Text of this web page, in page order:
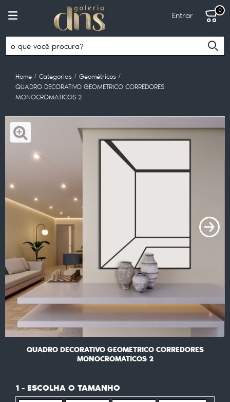
Entrar
0
Home Categorias
Geométricos
QUADRO DECORATIVO GEOMETRICO CORREDORES
MONOCROMATICOS 2
QUADRO DECORATIVO GEOMETRICO CORREDORES
MONOCROMATICOS 2
1 - ESCOLHA O TAMANHO